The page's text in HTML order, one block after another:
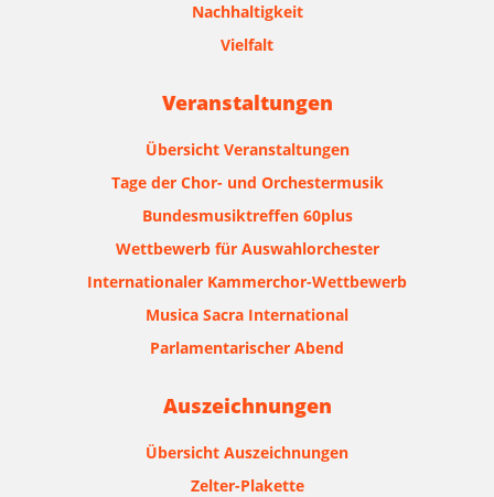
Nachhaltigkeit
Vielfalt
Veranstaltungen
Übersicht Veranstaltungen
Tage der Chor- und Orchestermusik
Bundesmusiktreffen 60plus
Wettbewerb für Auswahlorchester
Internationaler Kammerchor-Wettbewerb
Musica Sacra International
Parlamentarischer Abend
Auszeichnungen
Übersicht Auszeichnungen
Zelter-Plakette